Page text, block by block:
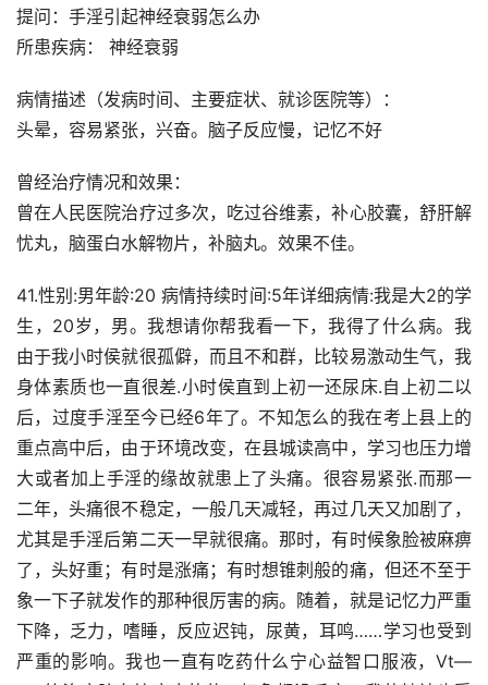
提问：手淫引起神经衰弱怎么办
所患疾病： 神经衰弱
病情描述（发病时间、主要症状、就诊医院等）：
头晕，容易紧张，兴奋。脑子反应慢，记忆不好
曾经治疗情况和效果：
曾在人民医院治疗过多次，吃过谷维素，补心胶囊，舒肝解
忧丸，脑蛋白水解物片，补脑丸。效果不佳。
41.性别:男年龄:20 病情持续时间:5年详细病情:我是大2的学
生，20岁，男。我想请你帮我看一下，我得了什么病。我
由于我小时侯就很孤僻，而且不和群，比较易激动生气，我
身体素质也一直很差.小时侯直到上初一还尿床.自上初二以
后，过度手淫至今已经6年了。不知怎么的我在考上县上的
重点高中后，由于环境改变，在县城读高中，学习也压力增
大或者加上手淫的缘故就患上了头痛。很容易紧张.而那一
二年，头痛很不稳定，一般几天减轻，再过几天又加剧了，
尤其是手淫后第二天一早就很痛。那时，有时候象脸被麻痹
了，头好重；有时是涨痛；有时想锥刺般的痛，但还不至于
象一下子就发作的那种很厉害的病。随着，就是记忆力严重
下降，乏力，嗜睡，反应迟钝，尿黄，耳鸣……学习也受到
严重的影响。我也一直有吃药什么宁心益智口服液，Vt—